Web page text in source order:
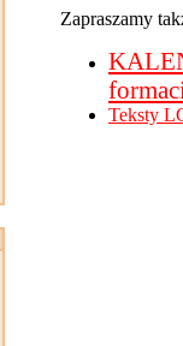
Zapraszamy
Teksty